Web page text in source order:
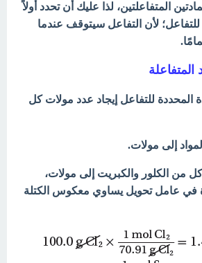
المتفاعلتين، لذا عليك أن تحدد أولاً
للتفاعل؛ لأن التفاعل سيتوقف عندما
المتفاعلة
المحددة للتفاعل إيجاد عدد مولات كل
إلى مولات.
من الكلور والكبريت إلى مولات،
في عامل تحويل يساوي معكوس الكتلة